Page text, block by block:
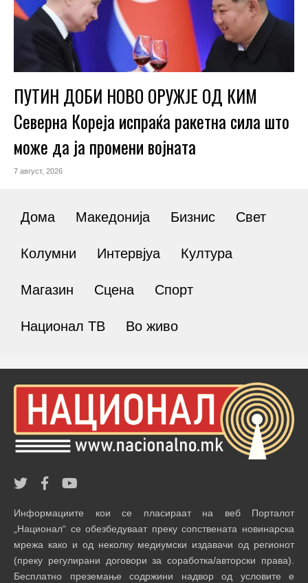
ПУТИН ДОБИ НОВО ОРУЖЈЕ ОД КИМ
Северна Кореја испраќа ракетна сила што
може да ја промени војната
7 август, 2026
Дома Македонија Бизнис Свет
Колумни Интервјуа Култура
Магазин Сцена Спорт
Национал ТВ Во живо
Информациите кои се пласираат на веб Порталот
„Национал“ се обезбедуваат преку сопствената новинарска
мрежа како и од неколку медиумски издавачи од регионот
(преку регулирани договори за соработка/авторски права).
Бесплатно преземање содржини надвор од условите е